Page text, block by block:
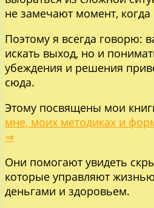
не замечают момент, когда
Поэтому я всегда говорю:
искать выход, но и
убеждения и решения
сюда.
Этому посвящены мои
мне, моих методиках и
⇒
Они помогают увидеть
которые управляют
деньгами и здоровьем.